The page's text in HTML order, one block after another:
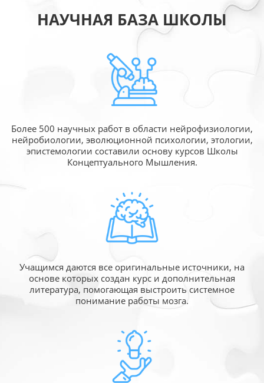
НАУЧНАЯ БАЗА ШКОЛЫ
Более 500 научных работ в области нейрофизиологии,
нейробиологии, эволюционной психологии, этологии,
эпистемологии составили основу курсов Школы
Концептуального Мышления.
Учащимся даются все оригинальные источники, на
основе которых создан курс и дополнительная
литература, помогающая выстроить системное
понимание работы мозга.